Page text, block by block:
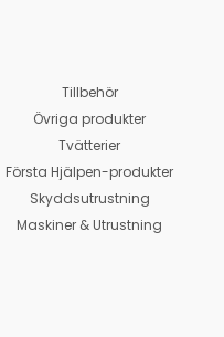
Tillbehör
Övriga produkter
Tvätterier
Första Hjälpen-produkter
Skyddsutrustning
Maskiner & Utrustning